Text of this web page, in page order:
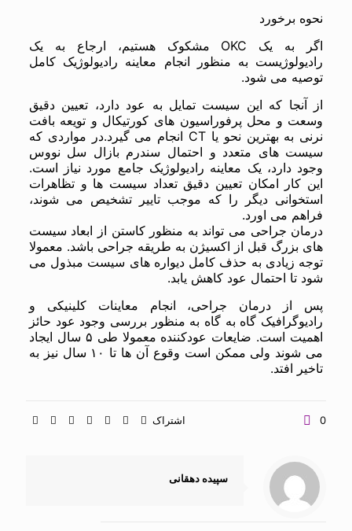
نحوه برخورد
اگر به یک OKC مشکوک هستیم، ارجاع به یک
رادیولوژیست به منظور انجام معاینه رادیولوژیک کامل
توصیه می شود.
از آنجا که این سیست تمایل به عود دارد، تعیین دقیق
وسعت و محل پرفوراسیون های کورتیکال و تویعه بافت
نرنی به بهترین نحو یا CT انجام می گیرد.در مواردی که
سیست های متعدد و احتمال سندرم بازال سل نووس
وجود دارد، یک معاینه رادیولوژیک جامع مورد نیاز است.
این کار امکان تعیین دقیق تعداد سیست ها و تظاهرات
استخوانی دیگر را که موجب تاییر تشخیص می شوند،
فراهم می اورد.
درمان جراحی می تواند به منظور کاستن از ابعاد سیست
های بزرگ قبل از اکسیژن به طریقه جراحی باشد. معمولا
توجه زیادی به حذف کامل دیواره های سیست مبذول می
شود تا احتمال عود کاهش یابد.
پس از درمان جراحی، انجام معاینات کلینیکی و
رادیوگرافیک گاه به گاه به منظور بررسی وجود عود حائز
اهمیت است. ضایعات عودکننده معمولا طی ۵ سال ایجاد
می شوند ولی ممکن است وقوع آن ها تا ۱۰ سال نیز به
تاخیر افتد.
اشتراک 0
سپیده دهقانی